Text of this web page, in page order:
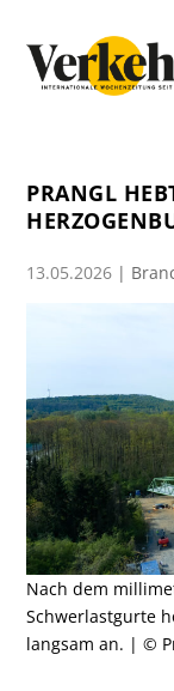
PRANGL
13.05.2026 |
Nach dem
Schwerlastgurte
langsam an. | ©